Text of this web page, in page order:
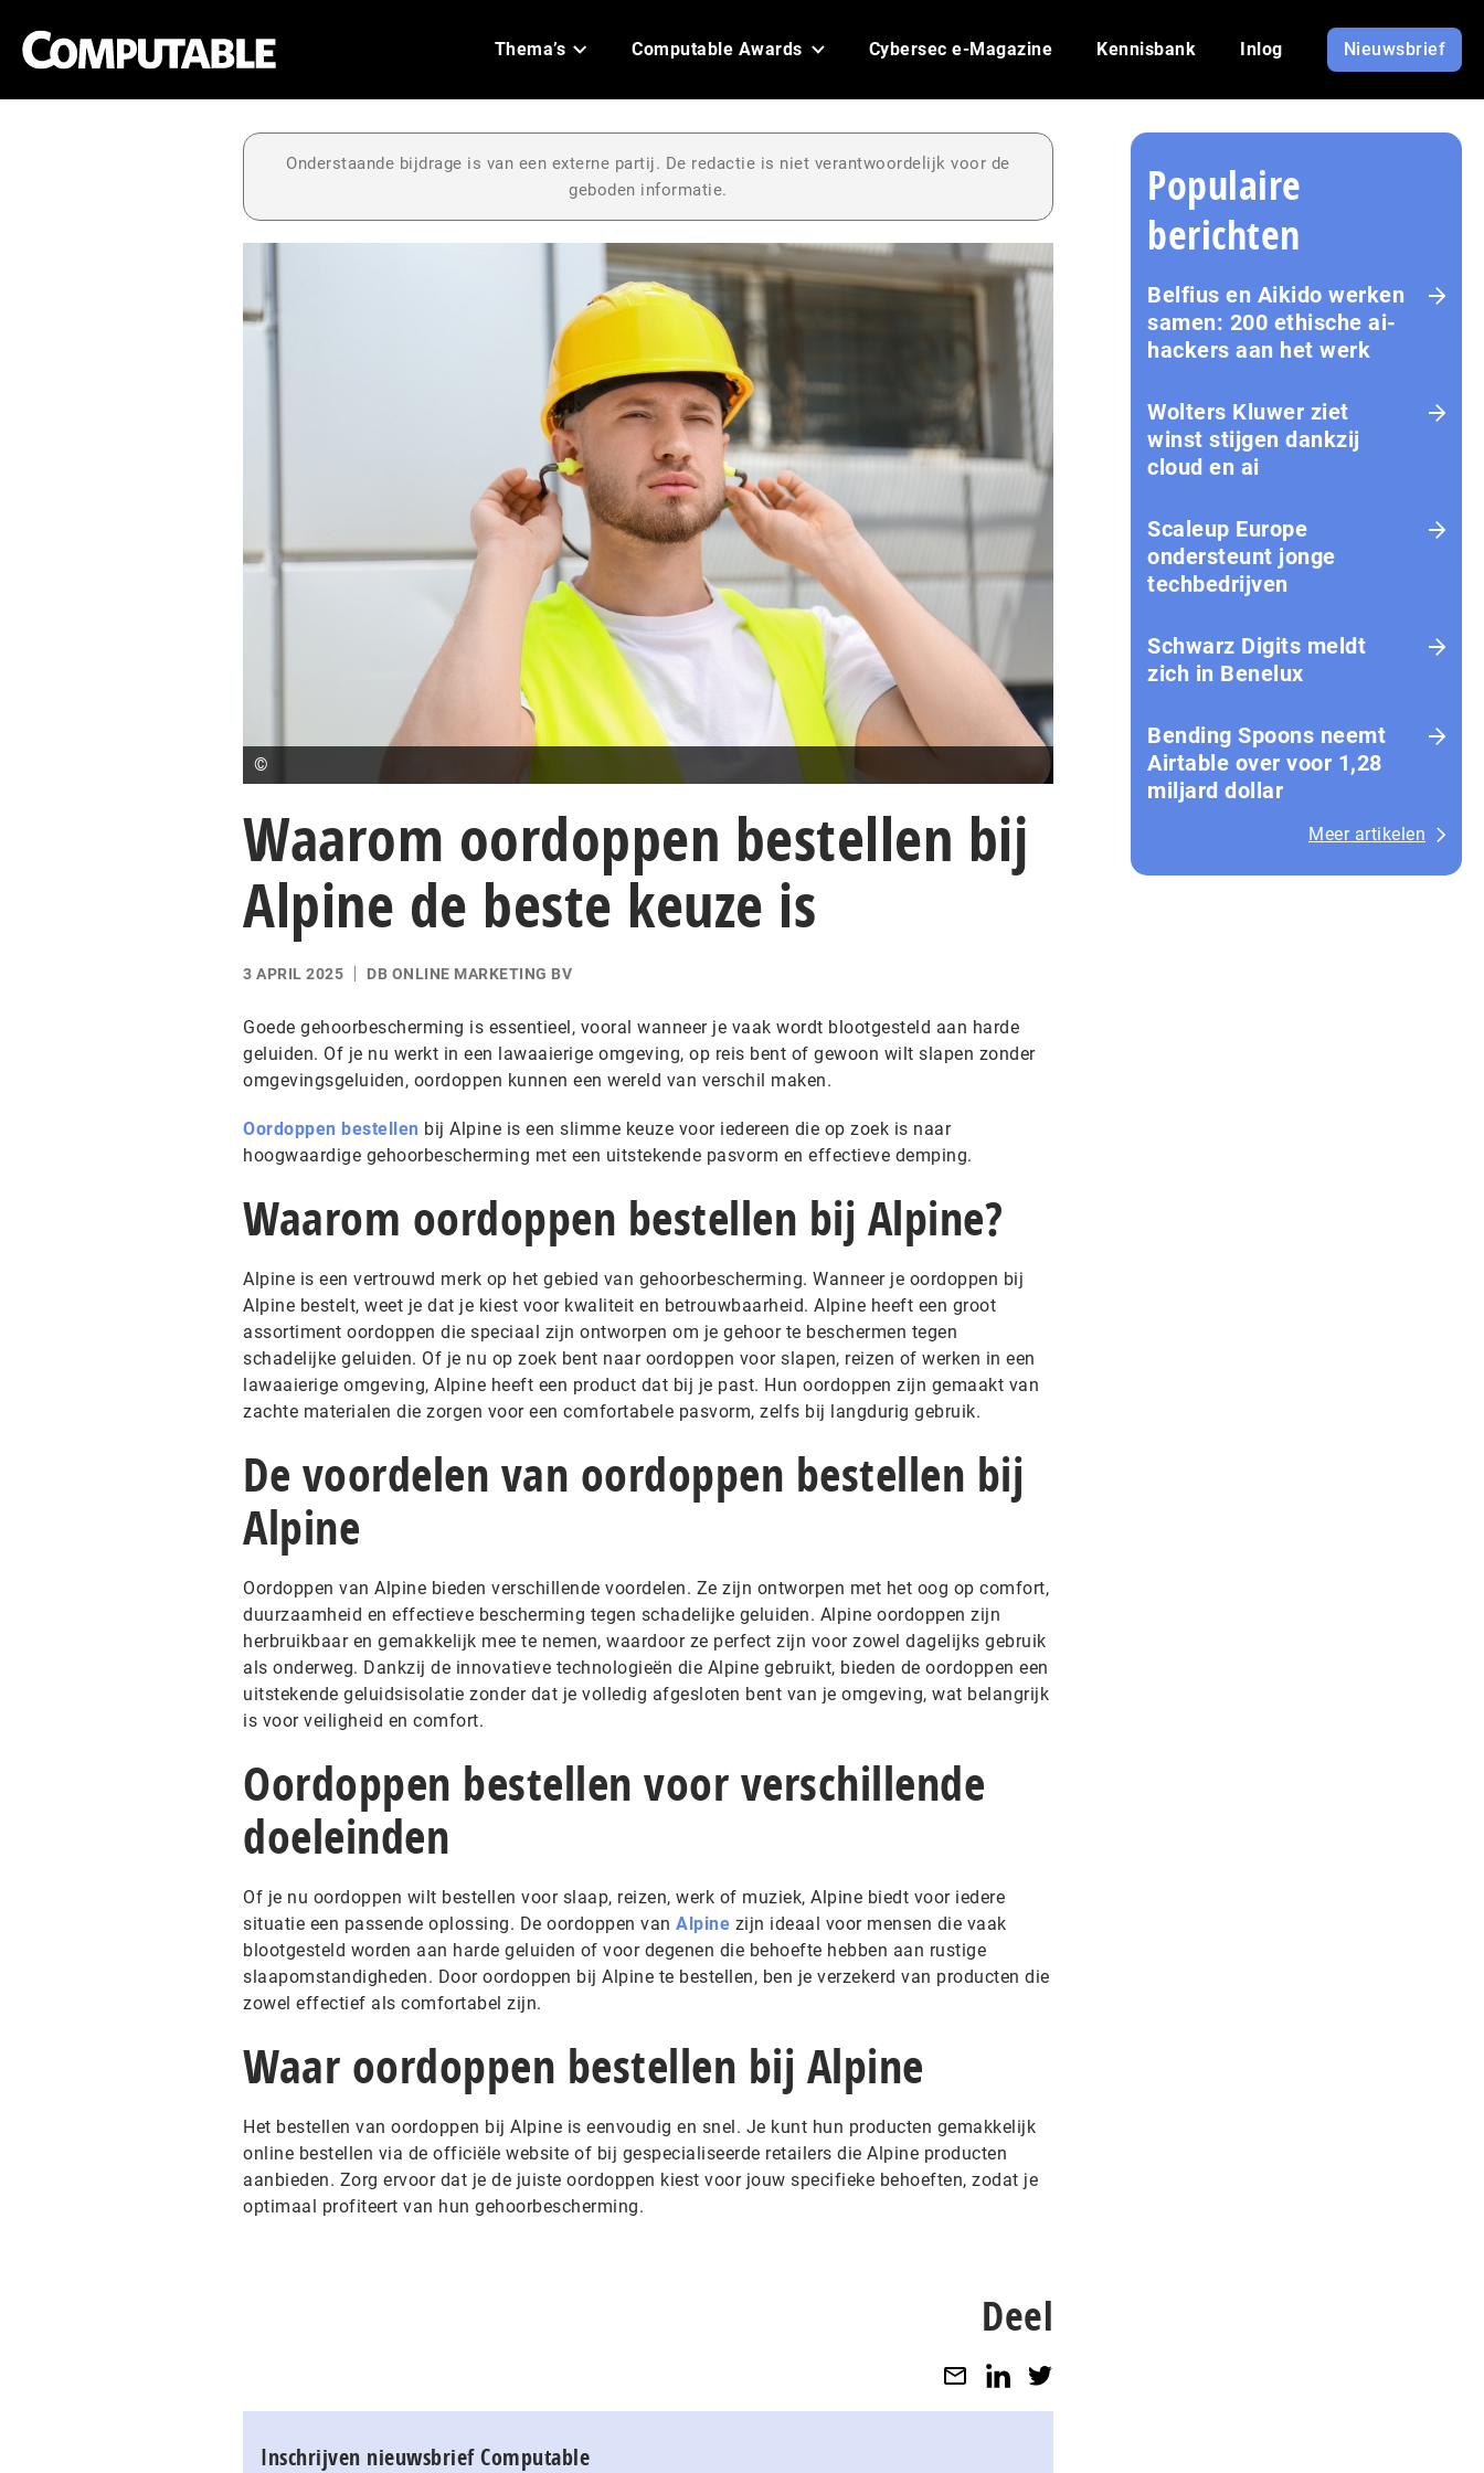
Thema’s Computable Awards Cybersec e-Magazine Kennisbank Inlog Nieuwsbrief
Onderstaande bijdrage is van een externe partij. De redactie is niet verantwoordelijk voor de
geboden informatie.
©
Waarom oordoppen bestellen bij
Alpine de beste keuze is
3 APRIL 2025 DB ONLINE MARKETING BV
Goede gehoorbescherming is essentieel, vooral wanneer je vaak wordt blootgesteld aan harde
geluiden. Of je nu werkt in een lawaaierige omgeving, op reis bent of gewoon wilt slapen zonder
omgevingsgeluiden, oordoppen kunnen een wereld van verschil maken.
Oordoppen bestellen bij Alpine is een slimme keuze voor iedereen die op zoek is naar
hoogwaardige gehoorbescherming met een uitstekende pasvorm en effectieve demping.
Waarom oordoppen bestellen bij Alpine?
Alpine is een vertrouwd merk op het gebied van gehoorbescherming. Wanneer je oordoppen bij
Alpine bestelt, weet je dat je kiest voor kwaliteit en betrouwbaarheid. Alpine heeft een groot
assortiment oordoppen die speciaal zijn ontworpen om je gehoor te beschermen tegen
schadelijke geluiden. Of je nu op zoek bent naar oordoppen voor slapen, reizen of werken in een
lawaaierige omgeving, Alpine heeft een product dat bij je past. Hun oordoppen zijn gemaakt van
zachte materialen die zorgen voor een comfortabele pasvorm, zelfs bij langdurig gebruik.
De voordelen van oordoppen bestellen bij
Alpine
Oordoppen van Alpine bieden verschillende voordelen. Ze zijn ontworpen met het oog op comfort,
duurzaamheid en effectieve bescherming tegen schadelijke geluiden. Alpine oordoppen zijn
herbruikbaar en gemakkelijk mee te nemen, waardoor ze perfect zijn voor zowel dagelijks gebruik
als onderweg. Dankzij de innovatieve technologieën die Alpine gebruikt, bieden de oordoppen een
uitstekende geluidsisolatie zonder dat je volledig afgesloten bent van je omgeving, wat belangrijk
is voor veiligheid en comfort.
Oordoppen bestellen voor verschillende
doeleinden
Of je nu oordoppen wilt bestellen voor slaap, reizen, werk of muziek, Alpine biedt voor iedere
situatie een passende oplossing. De oordoppen van Alpine zijn ideaal voor mensen die vaak
blootgesteld worden aan harde geluiden of voor degenen die behoefte hebben aan rustige
slaapomstandigheden. Door oordoppen bij Alpine te bestellen, ben je verzekerd van producten die
zowel effectief als comfortabel zijn.
Waar oordoppen bestellen bij Alpine
Het bestellen van oordoppen bij Alpine is eenvoudig en snel. Je kunt hun producten gemakkelijk
online bestellen via de officiële website of bij gespecialiseerde retailers die Alpine producten
aanbieden. Zorg ervoor dat je de juiste oordoppen kiest voor jouw specifieke behoeften, zodat je
optimaal profiteert van hun gehoorbescherming.
Deel
Inschrijven nieuwsbrief Computable
Populaire
berichten
Belfius en Aikido werken
samen: 200 ethische ai-
hackers aan het werk
Wolters Kluwer ziet
winst stijgen dankzij
cloud en ai
Scaleup Europe
ondersteunt jonge
techbedrijven
Schwarz Digits meldt
zich in Benelux
Bending Spoons neemt
Airtable over voor 1,28
miljard dollar
Meer artikelen